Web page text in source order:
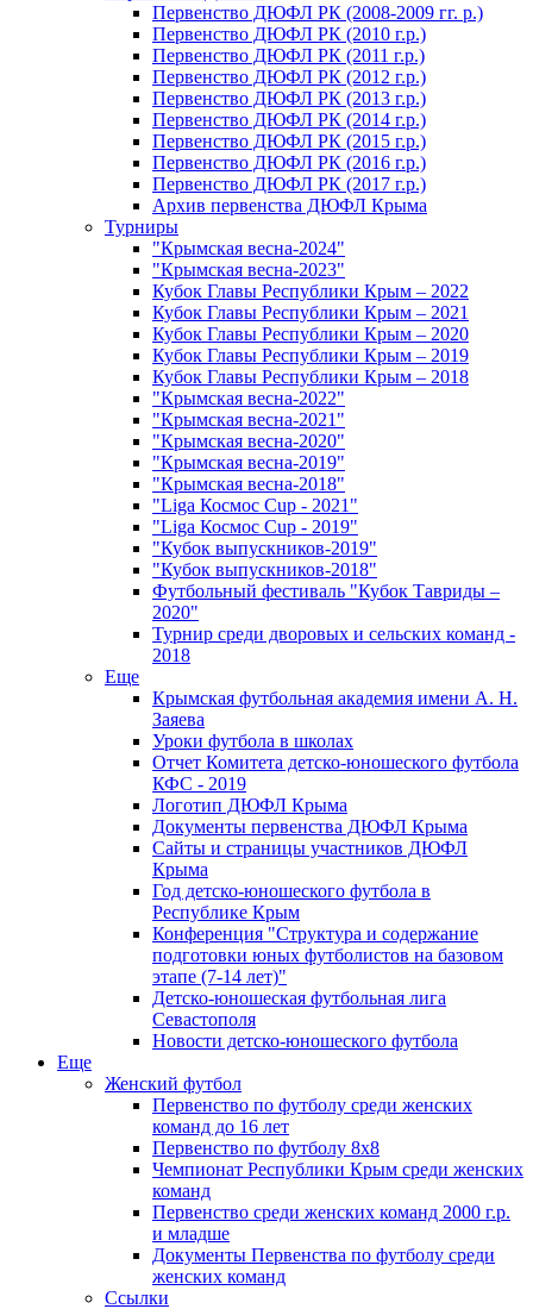
Первенство ДЮФЛ РК (2008-2009 гг. р.)
Первенство ДЮФЛ РК (2010 г.р.)
Первенство ДЮФЛ РК (2011 г.р.)
Первенство ДЮФЛ РК (2012 г.р.)
Первенство ДЮФЛ РК (2013 г.р.)
Первенство ДЮФЛ РК (2014 г.р.)
Первенство ДЮФЛ РК (2015 г.р.)
Первенство ДЮФЛ РК (2016 г.р.)
Первенство ДЮФЛ РК (2017 г.р.)
Архив первенства ДЮФЛ Крыма
Турниры
"Крымская весна-2024"
"Крымская весна-2023"
Кубок Главы Республики Крым – 2022
Кубок Главы Республики Крым – 2021
Кубок Главы Республики Крым – 2020
Кубок Главы Республики Крым – 2019
Кубок Главы Республики Крым – 2018
"Крымская весна-2022"
"Крымская весна-2021"
"Крымская весна-2020"
"Крымская весна-2019"
"Крымская весна-2018"
"Liga Космос Cup - 2021"
"Liga Космос Cup - 2019"
"Кубок выпускников-2019"
"Кубок выпускников-2018"
Футбольный фестиваль "Кубок Тавриды –
2020"
Турнир среди дворовых и сельских команд -
2018
Еще
Крымская футбольная академия имени А. Н.
Заяева
Уроки футбола в школах
Отчет Комитета детско-юношеского футбола
КФС - 2019
Логотип ДЮФЛ Крыма
Документы первенства ДЮФЛ Крыма
Сайты и страницы участников ДЮФЛ
Крыма
Год детско-юношеского футбола в
Республике Крым
Конференция "Структура и содержание
подготовки юных футболистов на базовом
этапе (7-14 лет)"
Детско-юношеская футбольная лига
Севастополя
Новости детско-юношеского футбола
Еще
Женский футбол
Первенство по футболу среди женских
команд до 16 лет
Первенство по футболу 8х8
Чемпионат Республики Крым среди женских
команд
Первенство среди женских команд 2000 г.р.
и младше
Документы Первенства по футболу среди
женских команд
Ссылки